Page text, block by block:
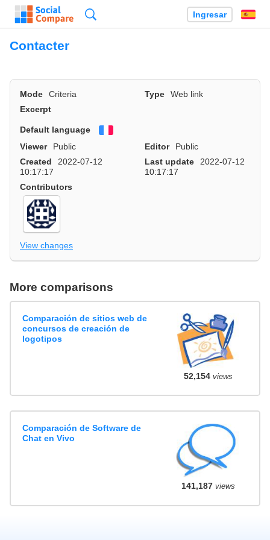
Ingresar
Contacter
Mode Criteria Type
Web link
Excerpt
Default language
Viewer
Public Editor
Public
Created
2022-07-12
10:17:17
Last update
2022-07-12
10:17:17
Contributors
View changes
More comparisons
Comparación de sitios web de
concursos de creación de
logotipos
52,154views
Comparación de Software de
Chat en Vivo
141,187views